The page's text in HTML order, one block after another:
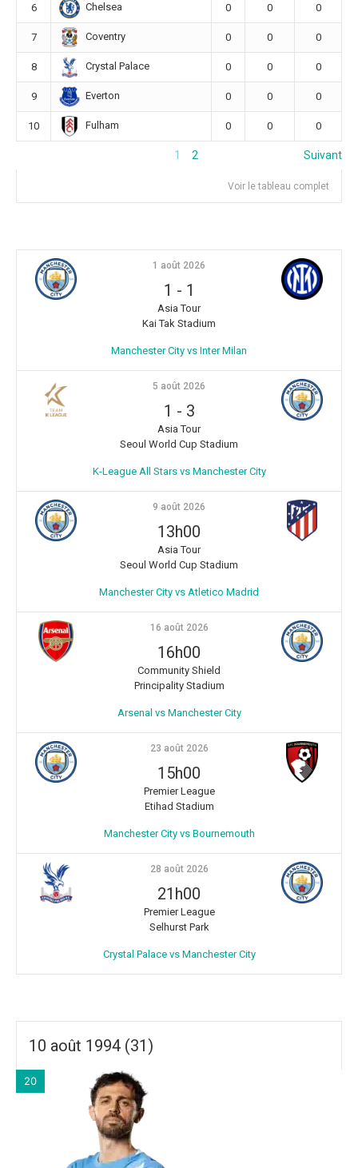
6 Chelsea 0 0 0
7 Coventry 0 0 0
8 Crystal Palace 0 0 0
9 Everton 0 0 0
10 Fulham 0 0 0
1 2 Suivant
Voir le tableau complet
1 août 2026
1 - 1
Asia Tour
Kai Tak Stadium
Manchester City vs Inter Milan
5 août 2026
1 - 3
Asia Tour
Seoul World Cup Stadium
K-League All Stars vs Manchester City
9 août 2026
13h00
Asia Tour
Seoul World Cup Stadium
Manchester City vs Atletico Madrid
16 août 2026
16h00
Community Shield
Principality Stadium
Arsenal vs Manchester City
23 août 2026
15h00
Premier League
Etihad Stadium
Manchester City vs Bournemouth
28 août 2026
21h00
Premier League
Selhurst Park
Crystal Palace vs Manchester City
10 août 1994 (31)
20